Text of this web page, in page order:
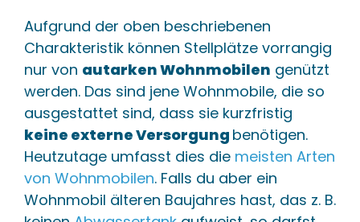
Aufgrund der oben beschriebenen
Charakteristik können Stellplätze vorrangig
nur von autarken Wohnmobilen genützt
werden. Das sind jene Wohnmobile, die so
ausgestattet sind, dass sie kurzfristig
keine externe Versorgung benötigen.
Heutzutage umfasst dies die meisten Arten
von Wohnmobilen. Falls du aber ein
Wohnmobil älteren Baujahres hast, das z. B.